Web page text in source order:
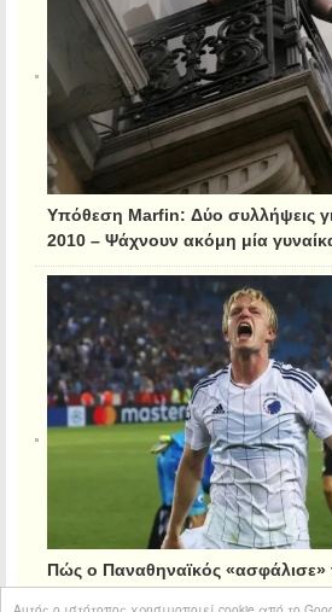
Υπόθεση Marfin: Δύο συλλήψεις
2010 – Ψάχνουν ακόμη μία
Πώς ο Παναθηναϊκός «ασφάλισε»